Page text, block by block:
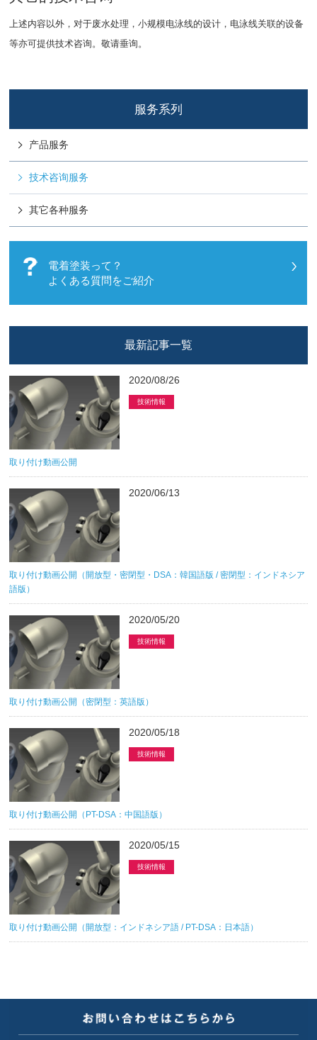
上述内容以外，对于废水处理，小规模电泳线的设计，电泳线关联的设备
等亦可提供技术咨询。敬请垂询。
服务系列
产品服务
技术咨询服务
其它各种服务
電着塗装って？
よくある質問をご紹介
最新記事一覧
2020/08/26
技術情報
取り付け動画公開
2020/06/13
取り付け動画公開（開放型・密閉型・DSA：韓国語版 / 密閉型：インドネシア
語版）
2020/05/20
技術情報
取り付け動画公開（密閉型：英語版）
2020/05/18
技術情報
取り付け動画公開（PT-DSA：中国語版）
2020/05/15
技術情報
取り付け動画公開（開放型：インドネシア語 / PT-DSA：日本語）